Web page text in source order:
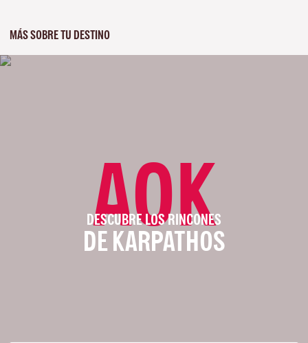
MÁS SOBRE TU DESTINO
AOK
DESCUBRE LOS RINCONES
DE KARPATHOS